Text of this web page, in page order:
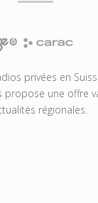
privées en
une offre
régionales.